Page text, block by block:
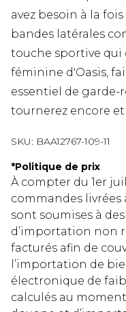
avez besoin à la
bandes latérales
touche sportive
féminine d'Oasis,
essentiel de garde-
tournerez encore et
SKU: BAA12767-109-11
*Politique de prix
À compter du 1er
commandes livrées
sont soumises à
d’importation non
facturés afin de
l’importation de
électronique de
calculés au moment